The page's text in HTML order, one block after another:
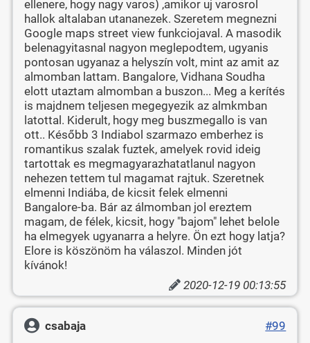
ellenere, hogy nagy varos) ,amikor uj varosrol
hallok altalaban utananezek. Szeretem megnezni
Google maps street view funkciojaval. A masodik
belenagyitasnal nagyon meglepodtem, ugyanis
pontosan ugyanaz a helyszín volt, mint az amit az
almomban lattam. Bangalore, Vidhana Soudha
elott utaztam almomban a buszon... Meg a kerítés
is majdnem teljesen megegyezik az almkmban
latottal. Kiderult, hogy meg buszmegallo is van
ott.. Később 3 Indiabol szarmazo emberhez is
romantikus szalak fuztek, amelyek rovid ideig
tartottak es megmagyarazhatatlanul nagyon
nehezen tettem tul magamat rajtuk. Szeretnek
elmenni Indiába, de kicsit felek elmenni
Bangalore-ba. Bár az álmomban jol ereztem
magam, de félek, kicsit, hogy "bajom" lehet belole
ha elmegyek ugyanarra a helyre. Ön ezt hogy latja?
Elore is köszönöm ha válaszol. Minden jót
kívánok!
2020-12-19 00:13:55
csabaja
#99